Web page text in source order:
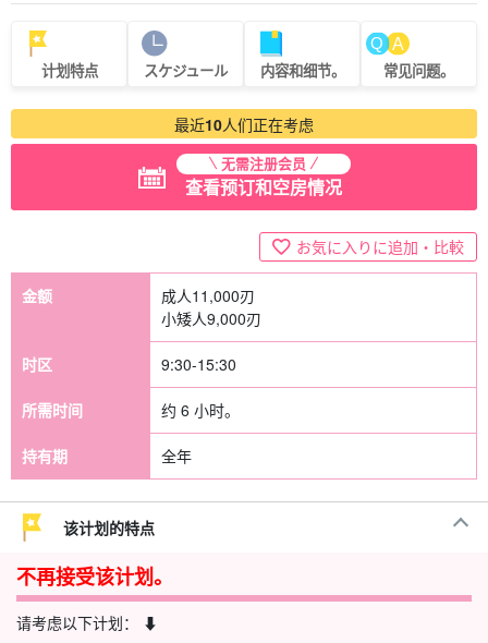
计划特点 スケジュール 内容和细节。 常见问题。
最近10人们正在考虑
无需注册会员
查看预订和空房情况
お気に入りに追加・比較
金额 成人11,000刃
小矮人9,000刃
时区 9:30-15:30
所需时间 约 6 小时。
持有期 全年
该计划的特点
不再接受该计划。
请考虑以下计划： ⬇︎